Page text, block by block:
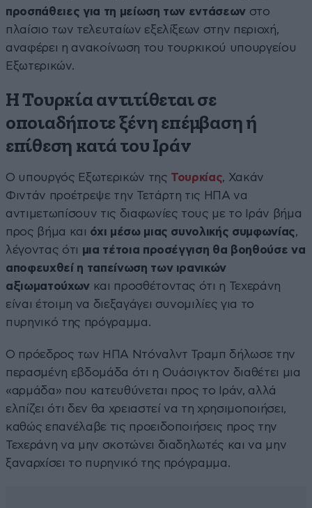
προσπάθειες για τη μείωση των εντάσεων στο
πλαίσιο των τελευταίων εξελίξεων στην περιοχή,
αναφέρει η ανακοίνωση του τουρκικού υπουργείου
Εξωτερικών.
Η Τουρκία αντιτίθεται σε
οποιαδήποτε ξένη επέμβαση ή
επίθεση κατά του Ιράν
Ο υπουργός Εξωτερικών της Τουρκίας, Χακάν
Φιντάν προέτρεψε την Τετάρτη τις ΗΠΑ να
αντιμετωπίσουν τις διαφωνίες τους με το Ιράν βήμα
προς βήμα και όχι μέσω μιας συνολικής συμφωνίας,
λέγοντας ότι μια τέτοια προσέγγιση θα βοηθούσε να
αποφευχθεί η ταπείνωση των ιρανικών
αξιωματούχωνκαι προσθέτοντας ότι η Τεχεράνη
είναι έτοιμη να διεξαγάγει συνομιλίες για το
πυρηνικό της πρόγραμμα.
Ο πρόεδρος των ΗΠΑ Ντόναλντ Τραμπ δήλωσε την
περασμένη εβδομάδα ότι η Ουάσιγκτον διαθέτει μια
«αρμάδα» που κατευθύνεται προς το Ιράν, αλλά
ελπίζει ότι δεν θα χρειαστεί να τη χρησιμοποιήσει,
καθώς επανέλαβε τις προειδοποιήσεις προς την
Τεχεράνη να μην σκοτώνει διαδηλωτές και να μην
ξαναρχίσει το πυρηνικό της πρόγραμμα.